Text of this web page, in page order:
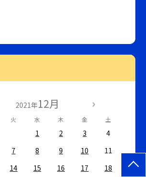
2021年12月
火 水 木 金 土
1 2 3
4
7 8 9 10
11
14 15 16 17 18